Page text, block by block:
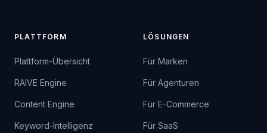
PLATTFORM
Plattform-Übersicht
RAIVE Engine
Content Engine
Keyword-Intelligenz
LÖSUNGEN
Für Marken
Für Agenturen
Für E-Commerce
Für SaaS